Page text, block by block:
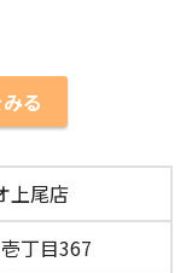
る
上尾店
丁目367